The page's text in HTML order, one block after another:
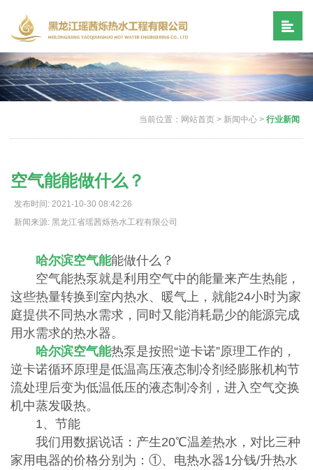
当前位置： 网站首页 > 新闻中心 > 行业新闻
空气能能做什么？
发布时间: 2021-10-30 08:42:26
新闻来源: 黑龙江省瑶茜烁热水工程有限公司
哈尔滨空气能能做什么？
空气能热泵就是利用空气中的能量来产生热能，
这些热量转换到室内热水、暖气上，就能24小时为家
庭提供不同热水需求，同时又能消耗朂少的能源完成
用水需求的热水器。
哈尔滨空气能热泵是按照“逆卡诺”原理工作的，
逆卡诺循环原理是低温高压液态制冷剂经膨胀机构节
流处理后变为低温低压的液态制冷剂，进入空气交换
机中蒸发吸热。
1、节能
我们用数据说话：产生20℃温差热水，对比三种
家用电器的价格分别为：①、电热水器1分钱/升热水